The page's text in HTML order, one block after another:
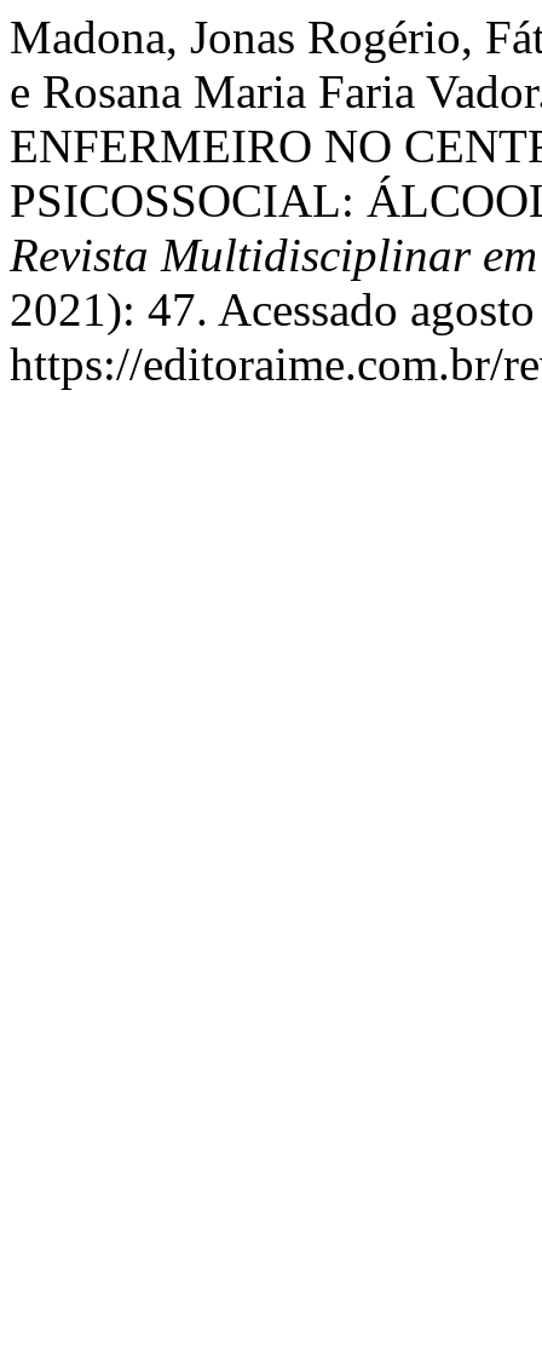
Madona, Jonas Rogério,
e Rosana Maria Faria
ENFERMEIRO NO
PSICOSSOCIAL:
Revista Multidisciplinar em
2021): 47. Acessado
https://editoraime.com.br/